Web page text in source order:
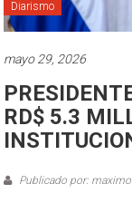
Diarismo
mayo 29, 2026
RD$ 5.3
Publicado por: